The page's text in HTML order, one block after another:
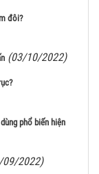
đôi?
(03/10/2022)
phổ biến hiện
09/2022)